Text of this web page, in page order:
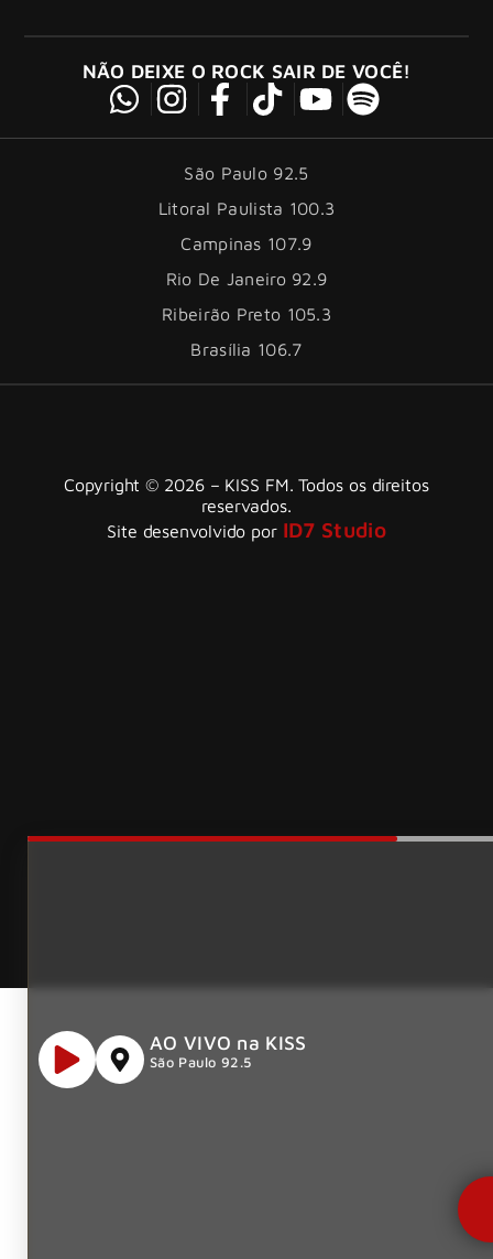
NÃO DEIXE O ROCK SAIR DE VOCÊ!
São Paulo 92.5
Litoral Paulista 100.3
Campinas 107.9
Rio De Janeiro 92.9
Ribeirão Preto 105.3
Brasília 106.7
Copyright © 2026 – KISS FM. Todos os direitos
reservados.
Site desenvolvido por ID7 Studio
AO VIVO na KISS
São Paulo 92.5